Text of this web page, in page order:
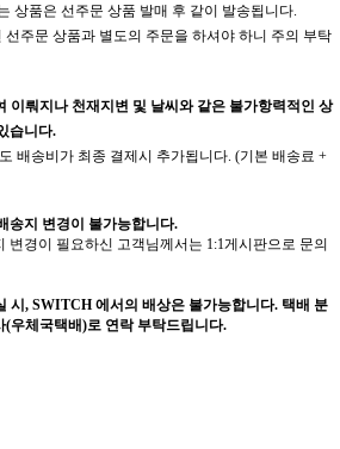
상품은 선주문 상품 발매 후 같이 발송됩니다.
주문 상품과 별도의 주문을 하셔야 하니 주의 부탁
이뤄지나 천재지변 및 날씨와 같은 불가항력적인 상
습니다.
배송비가 최종 결제시 추가됩니다. (기본 배송료 +
송지 변경이 불가능합니다.
변경이 필요하신 고객님께서는 1:1게시판으로 문의
시, SWITCH 에서의 배상은 불가능합니다. 택배 분
우체국택배)로 연락 부탁드립니다.